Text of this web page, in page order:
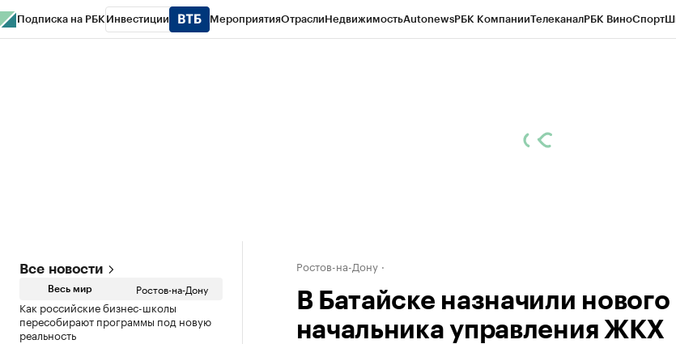
Подписка на РБК Инвестиции МероприятияОтраслиНедвижимостьAutonewsРБК КомпанииТелеканалРБК ВиноСпорт
Все новости
Весь мир Ростов-на-Дону
Как российские бизнес-школы
пересобирают программы под новую
реальность
Ростов-на-Дону
В Батайске назначили нового
начальника управления ЖКХ